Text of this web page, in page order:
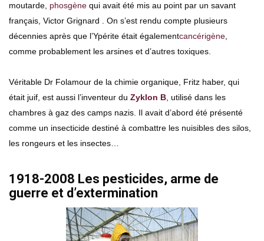
moutarde, phosgène qui avait été mis au point par un savant
français, Victor Grignard . On s’est rendu compte plusieurs
décennies après que l’Ypérite était égalementcancérigène,
comme probablement les arsines et d’autres toxiques.
Véritable Dr Folamour de la chimie organique, Fritz haber, qui
était juif, est aussi l’inventeur du Zyklon B, utilisé dans les
chambres à gaz des camps nazis. Il avait d’abord été présenté
comme un insecticide destiné à combattre les nuisibles des silos,
les rongeurs et les insectes…
1918-2008 Les pesticides, arme de
guerre et d’extermination